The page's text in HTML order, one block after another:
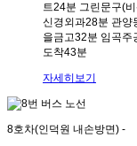
트24분 그린문구(
신경외과28분 관양
을금고32분 임곡주
도착43분
자세히보기
8호차(인덕원 내손방면) -